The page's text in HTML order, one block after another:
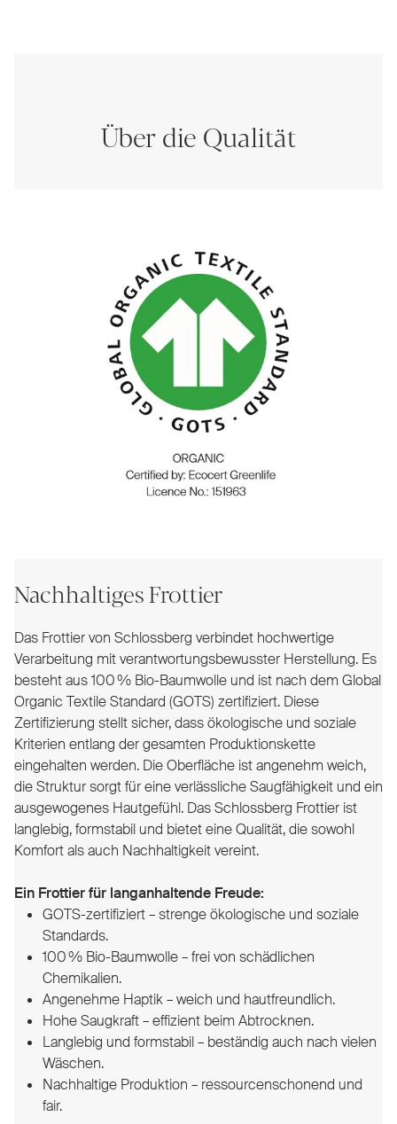
Über die Qualität
Nachhaltiges Frottier
Das Frottier von Schlossberg verbindet hochwertige
Verarbeitung mit verantwortungsbewusster Herstellung. Es
besteht aus 100 % Bio-Baumwolle und ist nach dem Global
Organic Textile Standard (GOTS) zertifiziert. Diese
Zertifizierung stellt sicher, dass ökologische und soziale
Kriterien entlang der gesamten Produktionskette
eingehalten werden. Die Oberfläche ist angenehm weich,
die Struktur sorgt für eine verlässliche Saugfähigkeit und ein
ausgewogenes Hautgefühl. Das Schlossberg Frottier ist
langlebig, formstabil und bietet eine Qualität, die sowohl
Komfort als auch Nachhaltigkeit vereint.
Ein Frottier für langanhaltende Freude:
GOTS-zertifiziert – strenge ökologische und soziale
Standards.
100 % Bio-Baumwolle – frei von schädlichen
Chemikalien.
Angenehme Haptik – weich und hautfreundlich.
Hohe Saugkraft – effizient beim Abtrocknen.
Langlebig und formstabil – beständig auch nach vielen
Wäschen.
Nachhaltige Produktion – ressourcenschonend und
fair.